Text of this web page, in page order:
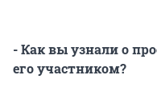
- Как вы узнали о
его участником?